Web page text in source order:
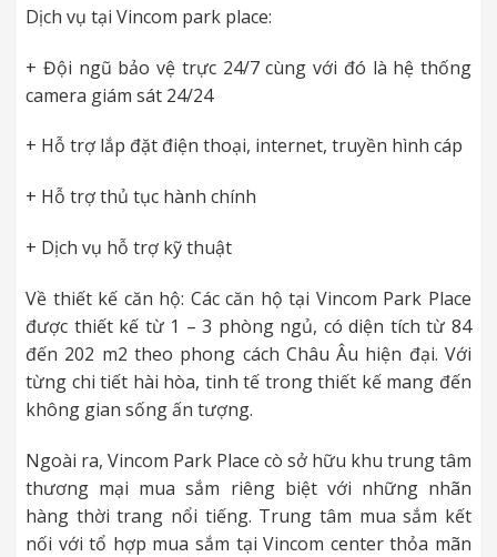
Dịch vụ tại Vincom park place:
+ Đội ngũ bảo vệ trực 24/7 cùng với đó là hệ thống
camera giám sát 24/24
+ Hỗ trợ lắp đặt điện thoại, internet, truyền hình cáp
+ Hỗ trợ thủ tục hành chính
+ Dịch vụ hỗ trợ kỹ thuật
Về thiết kế căn hộ: Các căn hộ tại Vincom Park Place
được thiết kế từ 1 – 3 phòng ngủ, có diện tích từ 84
đến 202 m2 theo phong cách Châu Âu hiện đại. Với
từng chi tiết hài hòa, tinh tế trong thiết kế mang đến
không gian sống ấn tượng.
Ngoài ra, Vincom Park Place cò sở hữu khu trung tâm
thương mại mua sắm riêng biệt với những nhãn
hàng thời trang nổi tiếng. Trung tâm mua sắm kết
nối với tổ hợp mua sắm tại Vincom center thỏa mãn